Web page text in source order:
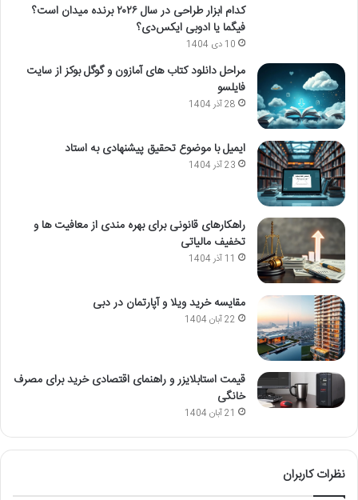
کدام ابزار طراحی در سال ۲۰۲۶ برنده میدان است؟
فیگما یا ادوبی ایکس‌دی؟
10 دی 1404
مراحل دانلود کتاب های آمازون و گوگل بوکز از سایت
فایلسو
28 آذر 1404
ایمیل با موضوع تحقیق پیشنهادی به استاد
23 آذر 1404
راهکارهای قانونی برای بهره مندی از معافیت ها و
تخفیف مالیاتی
11 آذر 1404
مقایسه خرید ویلا و آپارتمان در دبی
22 آبان 1404
قیمت استابلایزر و راهنمای اقتصادی خرید برای مصرف
خانگی
21 آبان 1404
نظرات کاربران